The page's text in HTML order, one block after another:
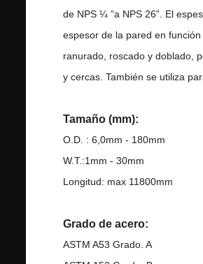
de NPS ¼ ”a NPS 26”. El
espesor de la pared en
ranurado, roscado y doblado,
y cercas. También se utiliza
Tamaño (mm):
O.D. : 6,0mm - 180mm
W.T.:1mm - 30mm
Longitud: max 11800mm
Grado de acero:
ASTM A53 Grado. A